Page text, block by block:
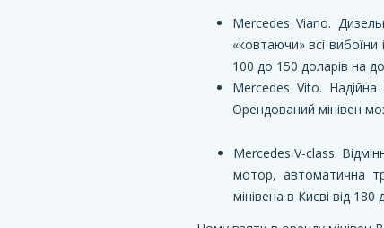
Mercedes Viano.
«ковтаючи» всі вибоїни
100 до 150 доларів на
Mercedes Vito.
Орендований мінівен
Mercedes V-class.
мотор, автоматична
мінівена в Києві від